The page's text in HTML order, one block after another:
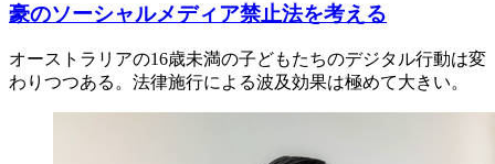
豪のソーシャルメディア禁止法を考える
オーストラリアの16歳未満の子どもたちのデジタル行動は変
わりつつある。法律施行による波及効果は極めて大きい。